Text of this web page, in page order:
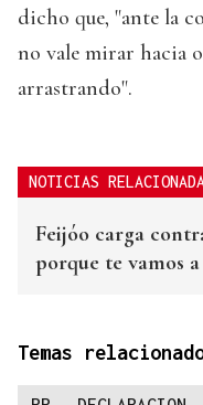
dicho que, "ante la
no vale mirar hacia
arrastrando".
NOTICIAS
Feijóo carga
porque te vamos
Temas